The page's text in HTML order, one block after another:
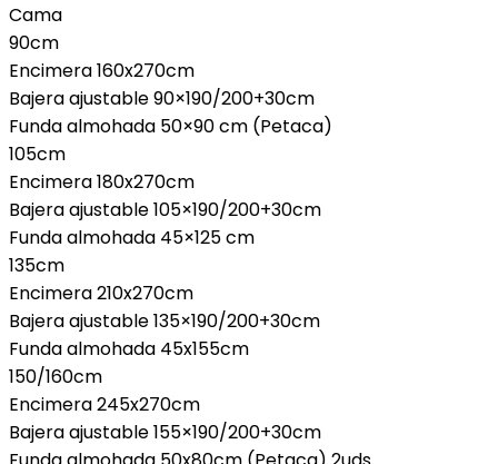
Cama
90cm
Encimera 160x270cm
Bajera ajustable 90×190/200+30cm
Funda almohada 50×90 cm (Petaca)
105cm
Encimera 180x270cm
Bajera ajustable 105×190/200+30cm
Funda almohada 45×125 cm
135cm
Encimera 210x270cm
Bajera ajustable 135×190/200+30cm
Funda almohada 45x155cm
150/160cm
Encimera 245x270cm
Bajera ajustable 155×190/200+30cm